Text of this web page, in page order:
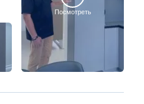
Посмотреть